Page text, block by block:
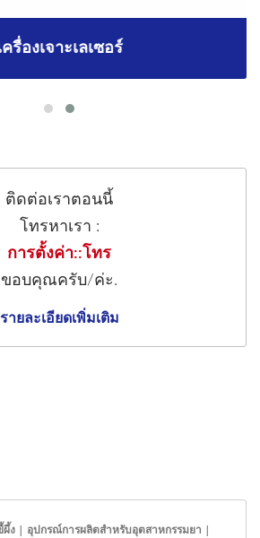
ครื่องเจาะเลเซอร์
ติดต่อเราตอนนี้
โทรหาเรา :
การตั้งค่า::โทร
ขอบคุณครับ/ค่ะ.
รายละเอียดเพิ่มเติม
ง | อุปกรณ์การผลิตสำหรับอุตสาหกรรมยา |